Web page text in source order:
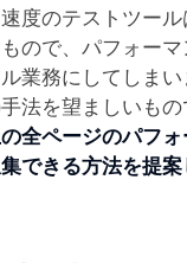
度のテストツール
ので、パフォー
業務にしてしまい
法を望ましいもの
全ページのパフォ
できる方法を提